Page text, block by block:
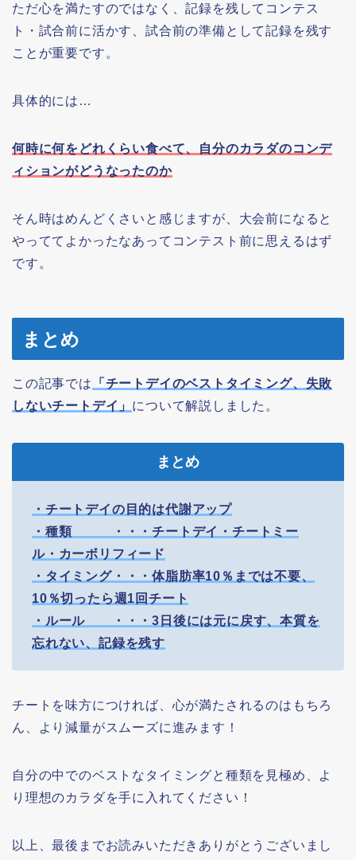
ただ心を満たすのではなく、記録を残してコンテス
ト・試合前に活かす、試合前の準備として記録を残す
ことが重要です。
具体的には…
何時に何をどれくらい食べて、自分のカラダのコンデ
ィションがどうなったのか
そん時はめんどくさいと感じますが、大会前になると
やっててよかったなあってコンテスト前に思えるはず
です。
まとめ
この記事では
「チートデイのベストタイミング、失敗
しないチートデイ」 について解説しました。
まとめ
・チートデイの目的は代謝アップ
・種類 ・・・チートデイ・チートミー
ル・カーボリフィード
・タイミング・・・体脂肪率10％までは不要、
10％切ったら週1回チート
・ルール ・・・3日後には元に戻す、本質を
忘れない、記録を残す
チートを味方につければ、心が満たされるのはもちろ
ん、より減量がスムーズに進みます！
自分の中でのベストなタイミングと種類を見極め、よ
り理想のカラダを手に入れてください！
以上、最後までお読みいただきありがとうございまし